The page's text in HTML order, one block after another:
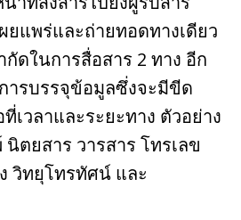
ยแพร่และถ่ายทอดทางเดียว
ดในการสื่อสาร 2 ทาง อีก
ารบรรจุข้อมูลซึ่งจะมีขีด
เวลาและระยะทาง ตัวอย่าง
ตยสาร วารสาร โทรเลข
วิทยุโทรทัศน์ และ